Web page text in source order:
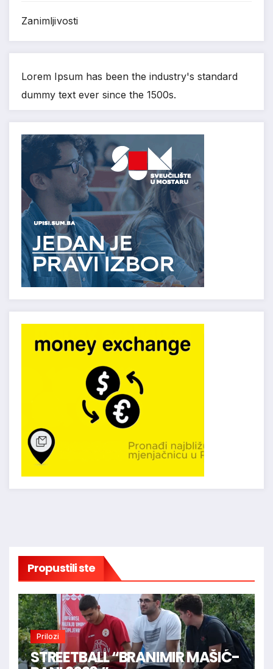
Zanimljivosti
Lorem Ipsum has been the industry's standard
dummy text ever since the 1500s.
Propustili ste
Prilozi
STREETBALL “BRANIMIR MAŠIĆ-